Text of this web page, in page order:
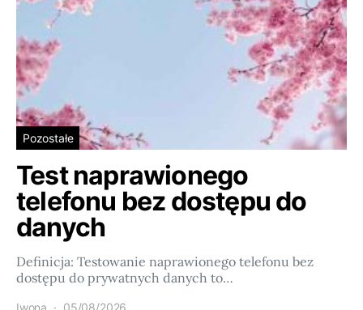
Pozostałe
Test naprawionego
telefonu bez dostępu do
danych
Definicja: Testowanie naprawionego telefonu bez
dostępu do prywatnych danych to…
Iwona 05/08/2026